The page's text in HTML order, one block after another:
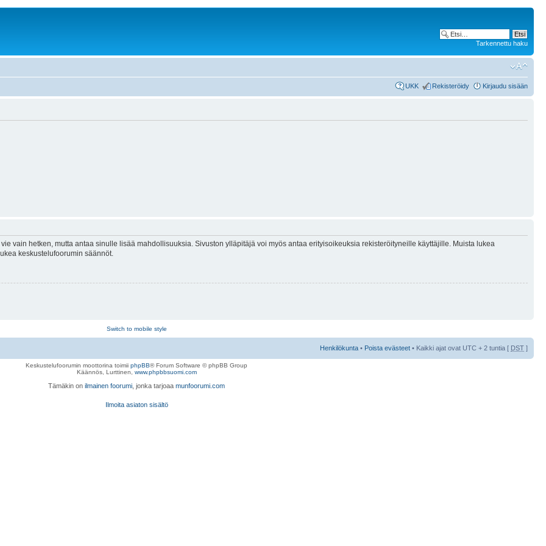
Tarkennettu haku
UKK Rekisteröidy Kirjaudu sisään
vain hetken, mutta antaa sinulle lisää mahdollisuuksia. Sivuston ylläpitäjä voi myös antaa erityisoikeuksia rekisteröityneille käyttäjille. Muista lukea
keskustelufoorumin säännöt.
Switch to mobile style
Henkilökunta • Poista evästeet • Kaikki ajat ovat UTC + 2 tuntia [ DST ]
Keskustelufoorumin moottorina toimii phpBB® Forum Software © phpBB Group
Käännös, Lurttinen, www.phpbbsuomi.com
Tämäkin on ilmainen foorumi , jonka tarjoaa munfoorumi.com
Ilmoita asiaton sisältö